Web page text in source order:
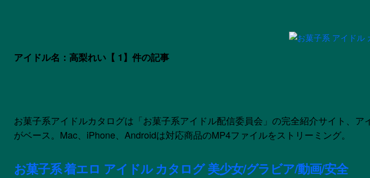
アイドル名：高梨れい【 1】件の記事
お菓子系アイドルカタログは「お菓子系アイドル配信委員会」の完全紹介サイト、
がベース。Mac、iPhone、Androidは対応商品のMP4ファイルをストリーミング。
お菓子系 着エロ アイドル カタログ 美少女/グラビア/動画/安全